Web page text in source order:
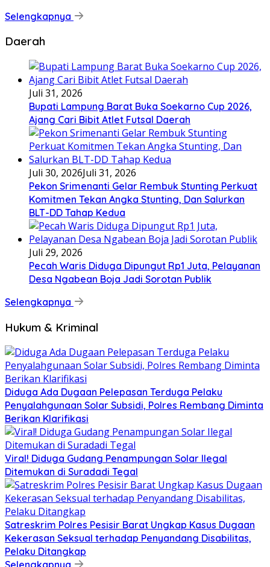
Selengkapnya
Daerah
Juli 31, 2026
Bupati Lampung Barat Buka Soekarno Cup 2026,
Ajang Cari Bibit Atlet Futsal Daerah
Juli 30, 2026Juli 31, 2026
Pekon Srimenanti Gelar Rembuk Stunting Perkuat
Komitmen Tekan Angka Stunting, Dan Salurkan
BLT-DD Tahap Kedua
Juli 29, 2026
Pecah Waris Diduga Dipungut Rp1 Juta, Pelayanan
Desa Ngabean Boja Jadi Sorotan Publik
Selengkapnya
Hukum & Kriminal
Diduga Ada Dugaan Pelepasan Terduga Pelaku
Penyalahgunaan Solar Subsidi, Polres Rembang Diminta
Berikan Klarifikasi
Viral! Diduga Gudang Penampungan Solar Ilegal
Ditemukan di Suradadi Tegal
Satreskrim Polres Pesisir Barat Ungkap Kasus Dugaan
Kekerasan Seksual terhadap Penyandang Disabilitas,
Pelaku Ditangkap